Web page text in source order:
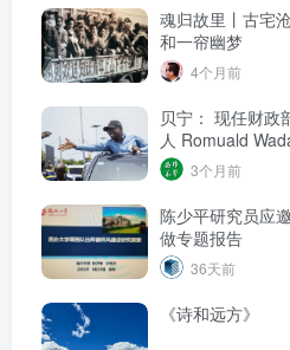
魂归故里丨古宅
和一帘幽梦
4个月前
贝宁： 现任财政
人‌ Romuald
选新任总统‌
3个月前
陈少平研究员应
做专题报告
36天前
《诗和远方》